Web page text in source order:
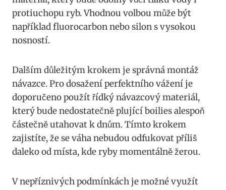
protiuchopu‌ ryb. Vhodnou volbou může⁤ být
například fluorocarbon ⁤nebo silon s vysokou
⁤nosností.
Dalším důležitým krokem ⁤je správná⁣ montáž
návazce. Pro dosažení perfektního vážení⁤ je
doporučeno použít ​řídký návazcový materiál,
⁣který ⁤bude nedostatečně ‍plující ⁣boilies alespoň
částečně utahovat⁣ k dnům. Tímto krokem
zajistíte, že ⁤se váha⁣ nebudou odfukovat ‌příliš‌
daleko od místa, kde ryby momentálně žerou.
V⁤ nepříznivých podmínkách ⁤je možné ‌využít